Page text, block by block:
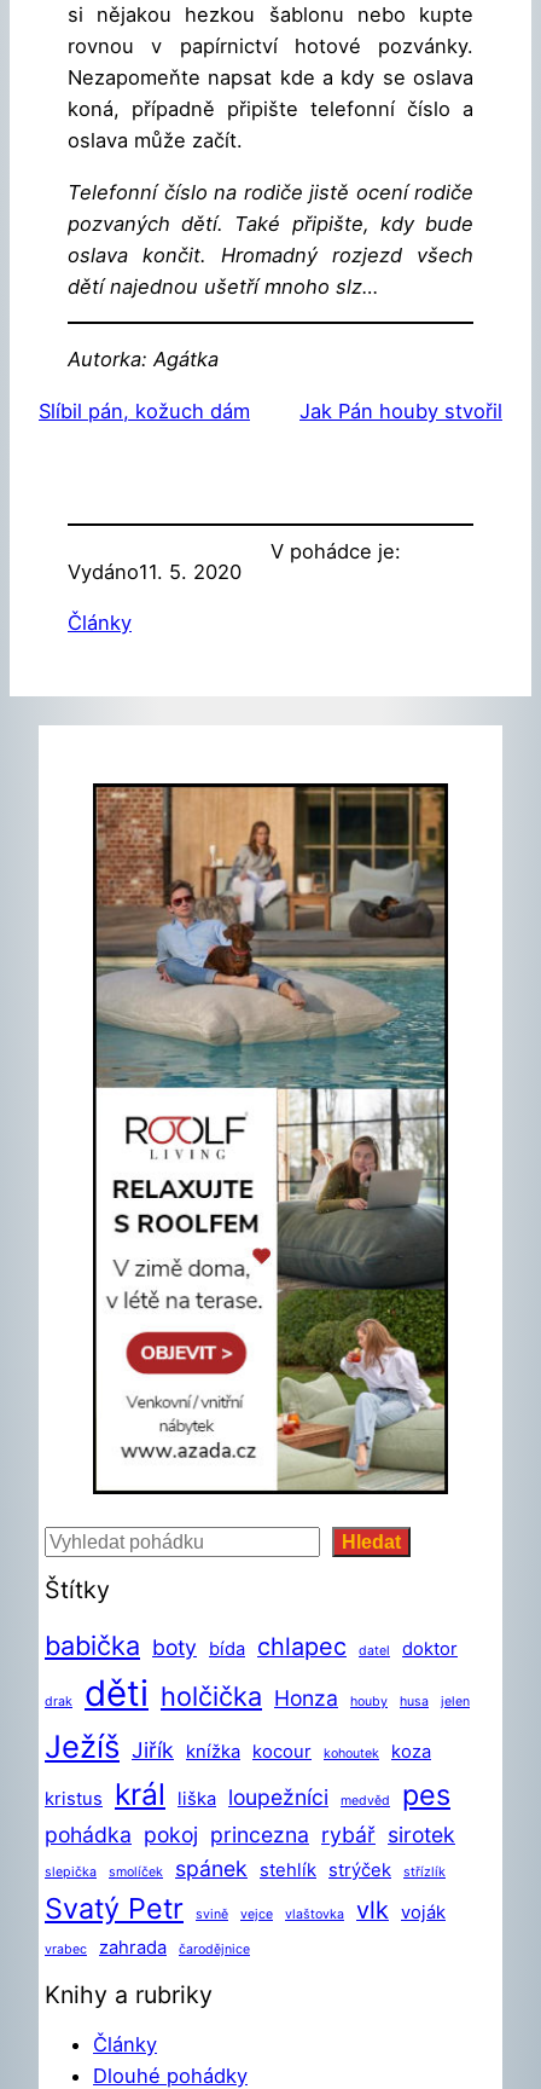
si nějakou hezkou šablonu nebo kupte
rovnou v papírnictví hotové pozvánky.
Nezapomeňte napsat kde a kdy se oslava
koná, případně připište telefonní číslo a
oslava může začít.
Telefonní číslo na rodiče jistě ocení rodiče
pozvaných dětí. Také připište, kdy bude
oslava končit. Hromadný rozjezd všech
dětí najednou ušetří mnoho slz…
Autorka: Agátka
Slíbil pán, kožuch dám Jak Pán houby stvořil
Vydáno11. 5. 2020
Články
V pohádce je:
Hledat Hledat
Štítky
babička boty bída chlapec datel doktor
drak děti holčička Honza houby husa jelen
Ježíš Jiřík knížka kocour kohoutek koza
kristus král liška loupežníci medvěd pes
pohádka pokoj princezna rybář sirotek
slepička smolíček spánek stehlík strýček střízlík
Svatý Petr svině vejce vlaštovka vlk voják
vrabec zahrada čarodějnice
Knihy a rubriky
Články
Dlouhé pohádky